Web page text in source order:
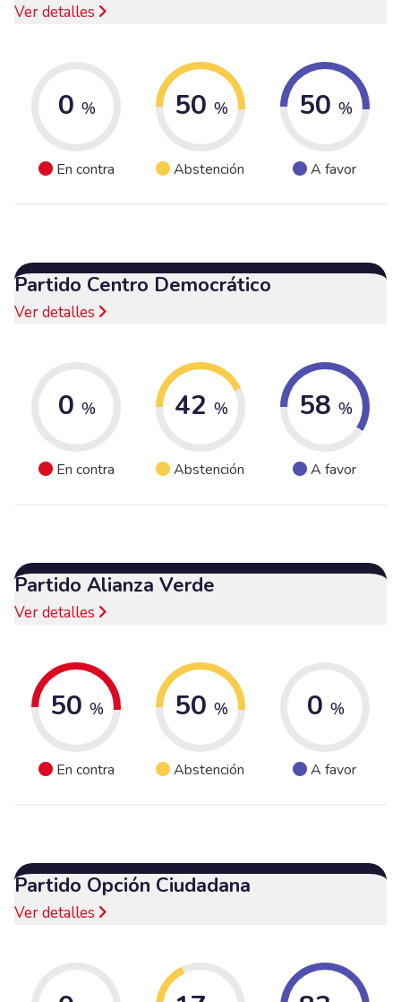
Ver detalles
0 %
En contra
50 %
Abstención
50 %
A favor
Partido Centro Democrático
Ver detalles
0 %
En contra
42 %
Abstención
58 %
A favor
Partido Alianza Verde
Ver detalles
50 %
En contra
50 %
Abstención
0 %
A favor
Partido Opción Ciudadana
Ver detalles